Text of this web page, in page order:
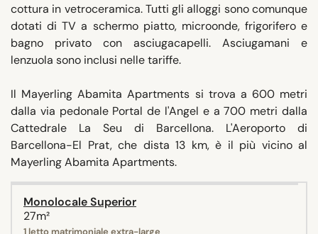
cottura in vetroceramica. Tutti gli alloggi sono comunque
dotati di TV a schermo piatto, microonde, frigorifero e
bagno privato con asciugacapelli. Asciugamani e
lenzuola sono inclusi nelle tariffe.
Il Mayerling Abamita Apartments si trova a 600 metri
dalla via pedonale Portal de l'Angel e a 700 metri dalla
Cattedrale La Seu di Barcellona. L'Aeroporto di
Barcellona-El Prat, che dista 13 km, è il più vicino al
Mayerling Abamita Apartments.
Monolocale Superior
27m²
1 letto matrimoniale extra-large